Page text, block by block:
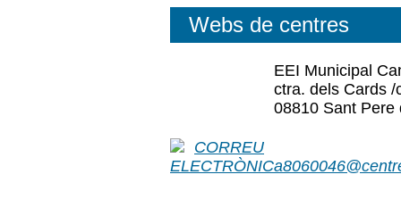
Webs de centres
EEI Municipal
ctra. dels Cards
08810 Sant Pere